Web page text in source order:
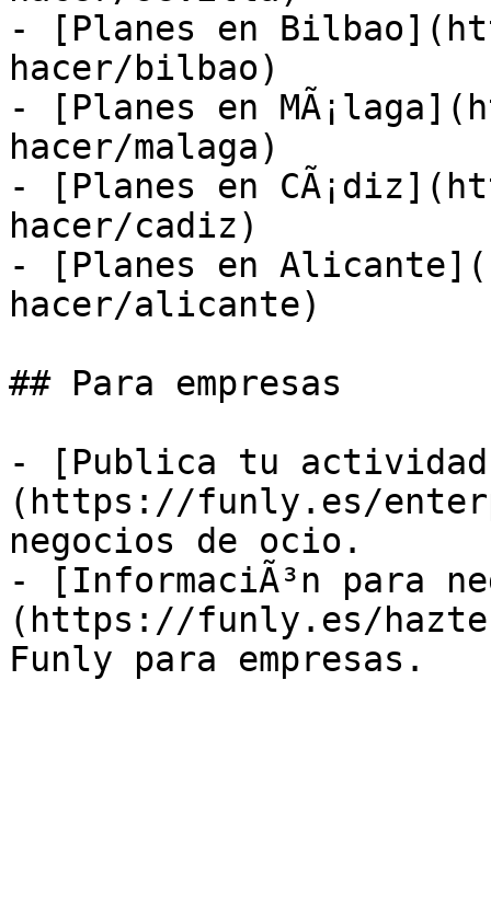
- [Planes en
hacer/bilbao)
- [Planes en
hacer/malaga)
- [Planes en
hacer/cadiz)
- [Planes en
hacer/alicante)
## Para empresas
- [Publica tu
(https://funly.es/
negocios de ocio.
- [InformaciÃ³n para
(https://funly.es/